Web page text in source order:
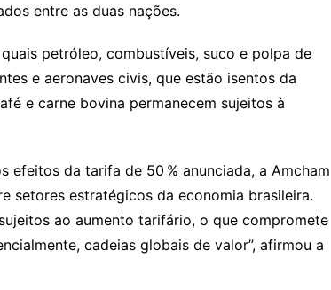
entre as duas nações.
petróleo, combustíveis, suco e polpa de
e aeronaves civis, que estão isentos da
e carne bovina permanecem sujeitos à
efeitos da tarifa de 50 % anunciada, a Amcham
setores estratégicos da economia brasileira.
ao aumento tarifário, o que compromete
cadeias globais de valor”, afirmou a